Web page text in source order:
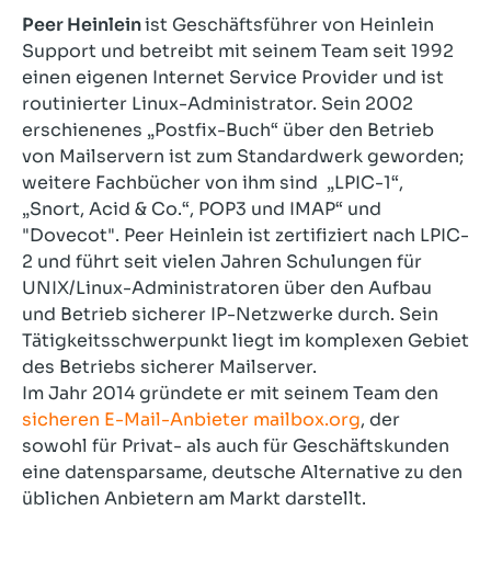
Peer Heinleinist Geschäftsführer von Heinlein
Support und betreibt mit seinem Team seit 1992
einen eigenen Internet Service Provider und ist
routinierter Linux-Administrator. Sein 2002
erschienenes „Postfix-Buch“ über den Betrieb
von Mailservern ist zum Standardwerk geworden;
weitere Fachbücher von ihm sind „LPIC-1“,
„Snort, Acid & Co.“, POP3 und IMAP“ und
"Dovecot". Peer Heinlein ist zertifiziert nach LPIC-
2 und führt seit vielen Jahren Schulungen für
UNIX/Linux-Administratoren über den Aufbau
und Betrieb sicherer IP-Netzwerke durch. Sein
Tätigkeitsschwerpunkt liegt im komplexen Gebiet
des Betriebs sicherer Mailserver.
Im Jahr 2014 gründete er mit seinem Team den
sicheren E-Mail-Anbieter mailbox.org, der
sowohl für Privat- als auch für Geschäftskunden
eine datensparsame, deutsche Alternative zu den
üblichen Anbietern am Markt darstellt.